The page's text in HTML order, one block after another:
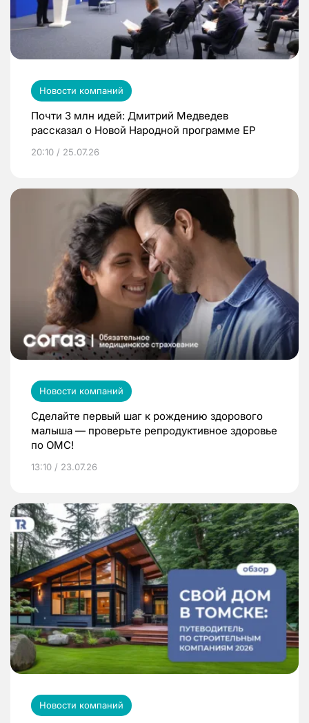
Новости компаний
Почти 3 млн идей: Дмитрий Медведев
рассказал о Новой Народной программе ЕР
20:10 / 25.07.26
Новости компаний
Сделайте первый шаг к рождению здорового
малыша — проверьте репродуктивное здоровье
по ОМС!
13:10 / 23.07.26
Новости компаний